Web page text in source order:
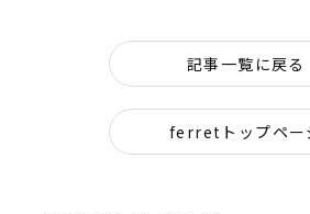
記事一覧に戻る
ferretトップペー